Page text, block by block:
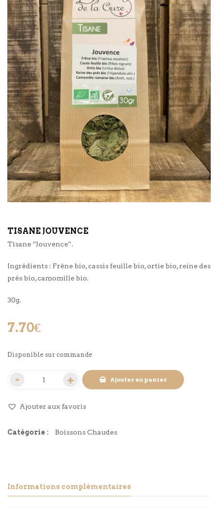
TISANE JOUVENCE
Tisane “Jouvence”.
Ingrédients : Frêne bio, cassis feuille bio, ortie bio, reine des
prés bio, camomille bio.
30g.
7.70€
Disponible sur commande
Ajouter au panier
Ajouter aux favoris
Catégorie : Boissons Chaudes
Informations complémentaires